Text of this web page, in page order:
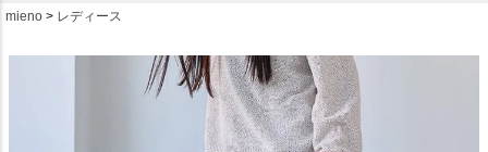
mieno レディース